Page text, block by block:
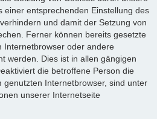
einer entsprechenden Einstellung des
und damit der Setzung von
Ferner können bereits gesetzte
Internetbrowser oder andere
werden. Dies ist in allen gängigen
die betroffene Person die
genutzten Internetbrowser, sind unter
unserer Internetseite